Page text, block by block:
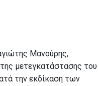
Μανούρης,
μετεγκατάστασης του
την εκδίκαση των